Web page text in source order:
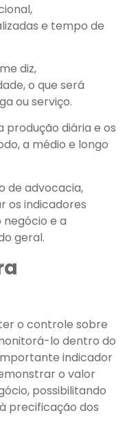
e tempo de
diz,
o que será
ou serviço.
produção diária e os
a médio e longo
de advocacia,
os indicadores
e a
geral.
o controle sobre
lo dentro do
indicador
o valor
possibilitando
precificação dos